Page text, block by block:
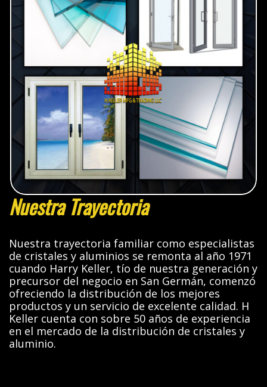
Nuestra Trayectoria
Nuestra trayectoria familiar como especialistas
de cristales y aluminios se remonta al año 1971
cuando Harry Keller, tío de nuestra generación y
precursor del negocio en San Germán, comenzó
ofreciendo la distribución de los mejores
productos y un servicio de excelente calidad. H
Keller cuenta con sobre 50 años de experiencia
en el mercado de la distribución de cristales y
aluminio.